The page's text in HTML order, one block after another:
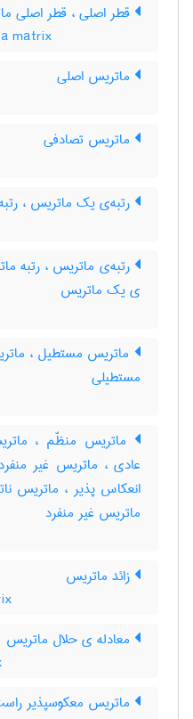
قطر اصلی ، قطر اصلی
matrix
ماتریس اصلی
ماتریس تصادفی
رتبه‌ی یک ماتریس ،
رتبه‌ی ماتریس ، رتبه
ی یک ماتریس
ماتریس مستطیل ،
مستطیلی
ماتریس منظّم ،
عادی ، ماتریس غیر
انعکاس پذیر ، ماتریس
ماتریس غیر منفرد
زائد ماتریس
معادله ی حلال ماتریس
ماتریس معکوسپذیر